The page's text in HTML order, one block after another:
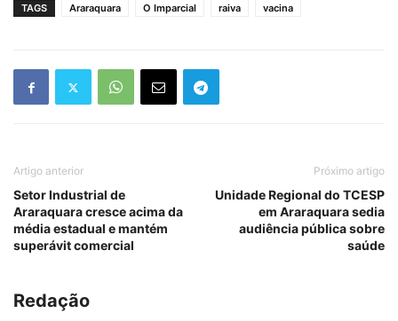
TAGS Araraquara O Imparcial raiva vacina
Artigo anterior
Setor Industrial de
Araraquara cresce acima da
média estadual e mantém
superávit comercial
Próximo artigo
Unidade Regional do TCESP
em Araraquara sedia
audiência pública sobre
saúde
Redação